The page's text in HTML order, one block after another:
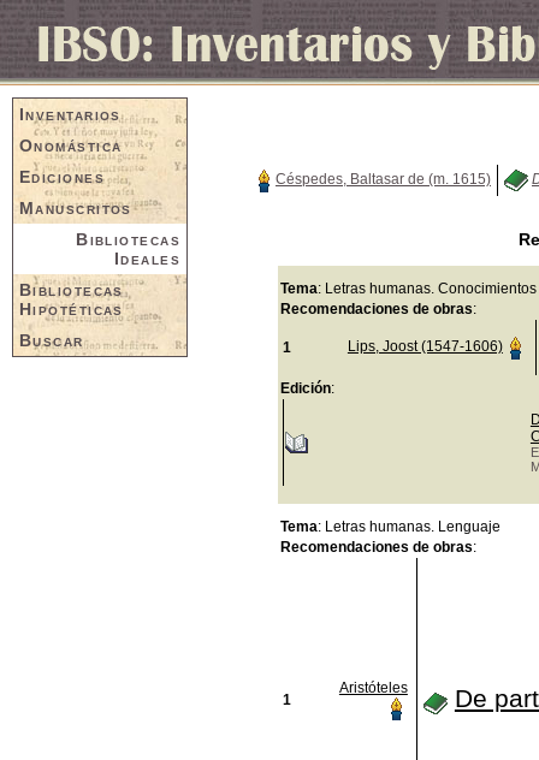
Inventarios
Onomástica
Ediciones
Manuscritos
Bibliotecas
Ideales
Bibliotecas
Hipotéticas
Buscar
Céspedes, Baltasar de (m. 1615)
Tema: Letras humanas. Conocimientos
Recomendaciones de obras:
1 Lips, Joost (1547-1606)
Edición:
Tema: Letras humanas. Lenguaje
Recomendaciones de obras:
1
Aristóteles De